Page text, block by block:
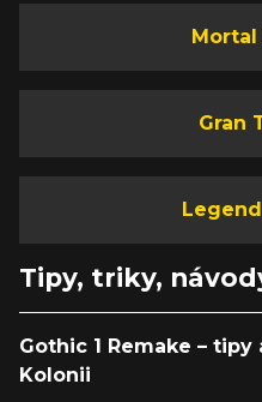
Gran
Tipy, triky,
Gothic 1 Remake –
Kolonii